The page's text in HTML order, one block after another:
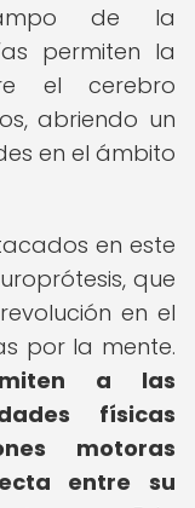
de la
permiten la
el cerebro
abriendo un
en el ámbito
en este
que
en el
por la mente.
a las
físicas
motoras
entre su